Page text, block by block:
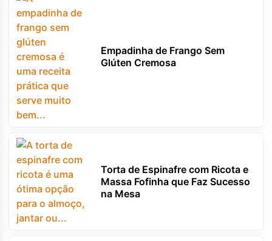
Empadinha de Frango Sem
Glúten Cremosa
Torta de Espinafre com Ricota e
Massa Fofinha que Faz Sucesso
na Mesa